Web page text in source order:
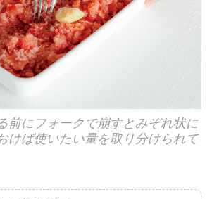
前にフォークで崩すとみぞれ状に
けば使いたい量を取り分けられて